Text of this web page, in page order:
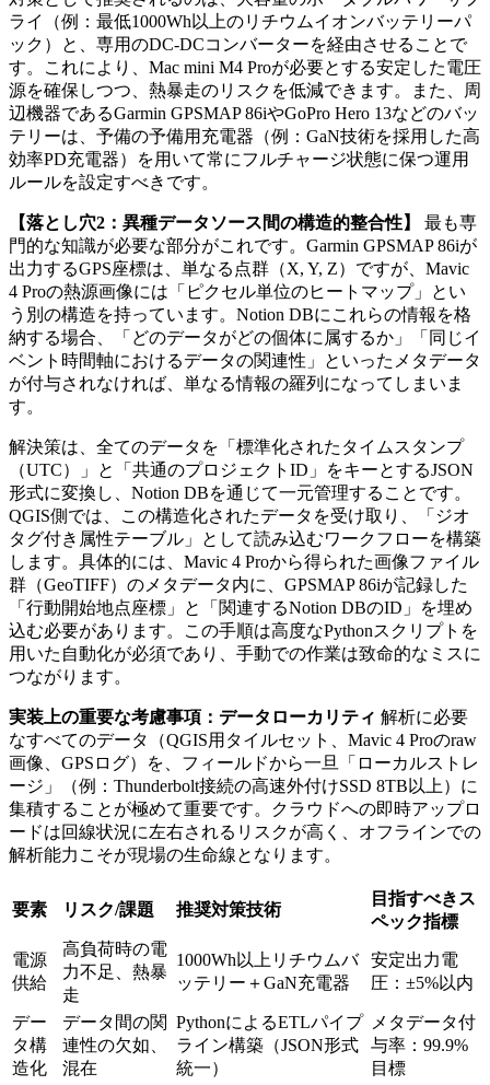
ライ（例：最低1000Wh以上のリチウムイオンバッテリーパ
ック）と、専用のDC-DCコンバーターを経由させることで
す。これにより、Mac mini M4 Proが必要とする安定した電圧
源を確保しつつ、熱暴走のリスクを低減できます。また、周
辺機器であるGarmin GPSMAP 86iやGoPro Hero 13などのバッ
テリーは、予備の予備用充電器（例：GaN技術を採用した高
効率PD充電器）を用いて常にフルチャージ状態に保つ運用
ルールを設定すべきです。
【落とし穴2：異種データソース間の構造的整合性】
最も専
門的な知識が必要な部分がこれです。Garmin GPSMAP 86iが
出力するGPS座標は、単なる点群（X, Y, Z）ですが、Mavic
4 Proの熱源画像には「ピクセル単位のヒートマップ」とい
う別の構造を持っています。Notion DBにこれらの情報を格
納する場合、「どのデータがどの個体に属するか」「同じイ
ベント時間軸におけるデータの関連性」といったメタデータ
が付与されなければ、単なる情報の羅列になってしまいま
す。
解決策は、全てのデータを「標準化されたタイムスタンプ
（UTC）」と「共通のプロジェクトID」をキーとするJSON
形式に変換し、Notion DBを通じて一元管理することです。
QGIS側では、この構造化されたデータを受け取り、「ジオ
タグ付き属性テーブル」として読み込むワークフローを構築
します。具体的には、Mavic 4 Proから得られた画像ファイル
群（GeoTIFF）のメタデータ内に、GPSMAP 86iが記録した
「行動開始地点座標」と「関連するNotion DBのID」を埋め
込む必要があります。この手順は高度なPythonスクリプトを
用いた自動化が必須であり、手動での作業は致命的なミスに
つながります。
実装上の重要な考慮事項：データローカリティ 解析に必要
なすべてのデータ（QGIS用タイルセット、Mavic 4 Proのraw
画像、GPSログ）を、フィールドから一旦「ローカルストレ
ージ」（例：Thunderbolt接続の高速外付けSSD 8TB以上）に
集積することが極めて重要です。クラウドへの即時アップロ
ードは回線状況に左右されるリスクが高く、オフラインでの
解析能力こそが現場の生命線となります。
要素 リスク/課題 推奨対策技術
目指すべきス
ペック指標
電源
供給
高負荷時の電
力不足、熱暴
走
1000Wh以上リチウムバ
ッテリー＋GaN充電器
安定出力電
圧：±5%以内
デー
タ構
造化
データ間の関
連性の欠如、
混在
PythonによるETLパイプ
ライン構築（JSON形式
統一）
メタデータ付
与率：99.9%
目標